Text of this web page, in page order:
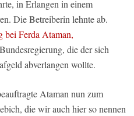
in Erlangen in einem
Die Betreiberin lehnte ab.
bei Ferda Ataman,
die der sich
abverlangen wollte.
Ataman nun zum
die wir auch hier so nennen